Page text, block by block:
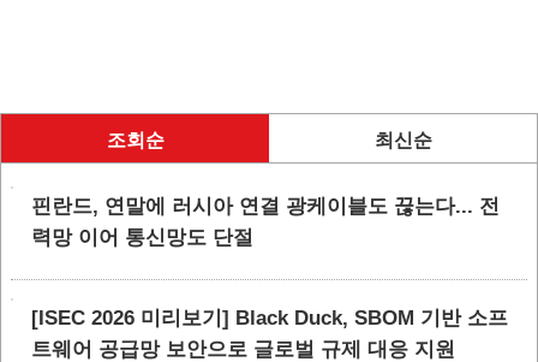
조회순 최신순
핀란드, 연말에 러시아 연결 광케이블도 끊는다... 전
력망 이어 통신망도 단절
[ISEC 2026 미리보기] Black Duck, SBOM 기반 소프
트웨어 공급망 보안으로 글로벌 규제 대응 지원